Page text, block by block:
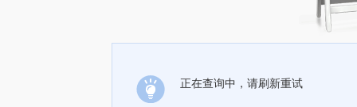
正在查询中，请刷新重试